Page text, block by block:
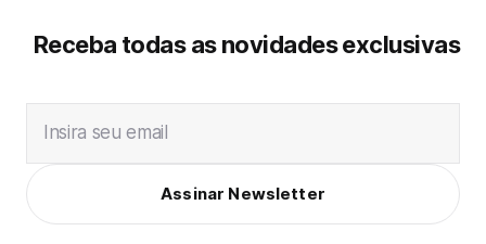
Receba todas as novidades exclusivas
Insira seu email
Assinar Newsletter